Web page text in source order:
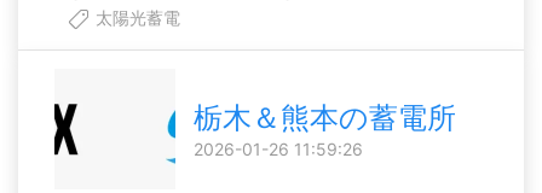
太陽光蓄電
栃木＆熊本の蓄電所
2026-01-26 11:59:26